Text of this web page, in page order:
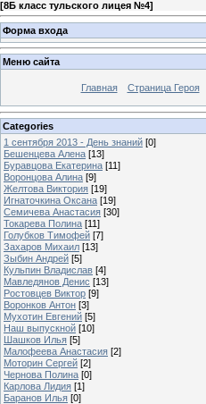
[8Б класс тульского лицея №4]
Форма входа
Меню сайта
Главная Страница Героя
Categories
1 сентября 2013 - День знаний [0]
Бешенцева Алена [13]
Буравцова Екатерина [11]
Воронцова Алина [9]
Желтова Виктория [19]
Игнаточкина Оксана [19]
Семичева Анастасия [30]
Токарева Полина [11]
Голубков Тимофей [7]
Захаров Михаил [13]
Зыбин Андрей [5]
Кульпин Владислав [4]
Мавледянов Денис [13]
Ростовцев Виктор [9]
Воронков Антон [3]
Мухотин Евгений [5]
Наш выпускной [10]
Шашков Илья [5]
Малофеева Анастасия [2]
Моторин Сергей [2]
Чернова Полина [0]
Карлова Лидия [1]
Баранов Илья [0]